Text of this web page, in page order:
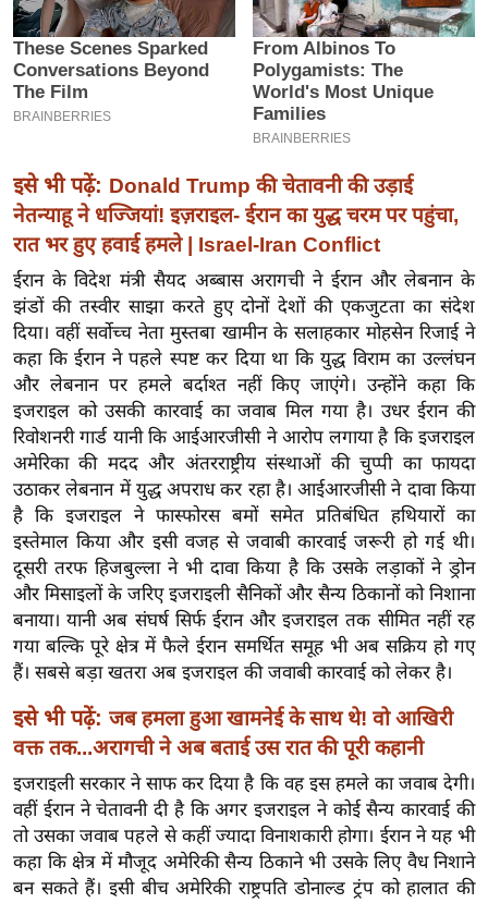
मि
सा
ल
बे
सा
ल
श
ख्सि
य
त
यं
ग
इं
डि
या
सा
हि
त्य
ज
ग
त
ऑ
टो
व
न्यू
ज
ब्री
फ
इसे भी पढ़ें: Donald Trump की चेतावनी की उड़ाई
नेतन्याहू ने धज्जियां! इज़राइल- ईरान का युद्ध चरम पर पहुंचा,
रात भर हुए हवाई हमले | Israel-Iran Conflict
ईरान के विदेश मंत्री सैयद अब्बास अरागची ने ईरान और लेबनान के
झंडों की तस्वीर साझा करते हुए दोनों देशों की एकजुटता का संदेश
दिया। वहीं सर्वोच्च नेता मुस्तबा खामीन के सलाहकार मोहसेन रिजाई ने
कहा कि ईरान ने पहले स्पष्ट कर दिया था कि युद्ध विराम का उल्लंघन
और लेबनान पर हमले बर्दाश्त नहीं किए जाएंगे। उन्होंने कहा कि
इजराइल को उसकी कारवाई का जवाब मिल गया है। उधर ईरान की
रिवोशनरी गार्ड यानी कि आईआरजीसी ने आरोप लगाया है कि इजराइल
अमेरिका की मदद और अंतरराष्ट्रीय संस्थाओं की चुप्पी का फायदा
उठाकर लेबनान में युद्ध अपराध कर रहा है। आईआरजीसी ने दावा किया
है कि इजराइल ने फास्फोरस बमों समेत प्रतिबंधित हथियारों का
इस्तेमाल किया और इसी वजह से जवाबी कारवाई जरूरी हो गई थी।
दूसरी तरफ हिजबुल्ला ने भी दावा किया है कि उसके लड़ाकों ने ड्रोन
और मिसाइलों के जरिए इजराइली सैनिकों और सैन्य ठिकानों को निशाना
बनाया। यानी अब संघर्ष सिर्फ ईरान और इजराइल तक सीमित नहीं रह
गया बल्कि पूरे क्षेत्र में फैले ईरान समर्थित समूह भी अब सक्रिय हो गए
हैं। सबसे बड़ा खतरा अब इजराइल की जवाबी कारवाई को लेकर है।
इसे भी पढ़ें: जब हमला हुआ खामनेई के साथ थे! वो आखिरी
वक्त तक...अरागची ने अब बताई उस रात की पूरी कहानी
इजराइली सरकार ने साफ कर दिया है कि वह इस हमले का जवाब देगी।
वहीं ईरान ने चेतावनी दी है कि अगर इजराइल ने कोई सैन्य कारवाई की
तो उसका जवाब पहले से कहीं ज्यादा विनाशकारी होगा। ईरान ने यह भी
कहा कि क्षेत्र में मौजूद अमेरिकी सैन्य ठिकाने भी उसके लिए वैध निशाने
बन सकते हैं। इसी बीच अमेरिकी राष्ट्रपति डोनाल्ड ट्रंप को हालात की